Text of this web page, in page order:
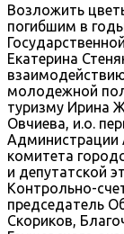
Возложить
погибшим в
Екатерина
молодежной
туризму Ирина
Овчиева, и.о.
Администрации
комитета
и депутатской
Контрольно-
председатель
Скориков,